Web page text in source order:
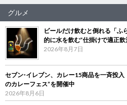
グルメ
ビールだけ飲むと倒れる「
的に水を飲む”仕掛けで適正
2026年8月7日
セブン‐イレブン、カレー15商品を一斉投
のカレーフェス”を開催中
2026年8月6日